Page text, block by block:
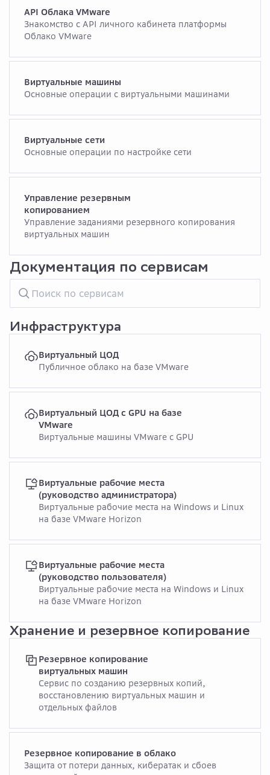
API Облака VMware
Знакомство с API личного кабинета платформы
Облако VMware
Виртуальные машины
Основные операции с виртуальными машинами
Виртуальные сети
Основные операции по настройке сети
Управление резервным
копированием
Управление заданиями резервного копирования
виртуальных машин
Документация по сервисам
Инфраструктура
Виртуальный ЦОД
Публичное облако на базе VMware
Виртуальный ЦОД с GPU на базе
VMware
Виртуальные машины VMware с GPU
Виртуальные рабочие места
(руководство администратора)
Виртуальные рабочие места на Windows и Linux
на базе VMware Horizon
Виртуальные рабочие места
(руководство пользователя)
Виртуальные рабочие места на Windows и Linux
на базе VMware Horizon
Хранение и резервное копирование
Резервное копирование
виртуальных машин
Сервис по созданию резервных копий,
восстановлению виртуальных машин и
отдельных файлов
Резервное копирование в облако
Защита от потери данных, кибератак и сбоев